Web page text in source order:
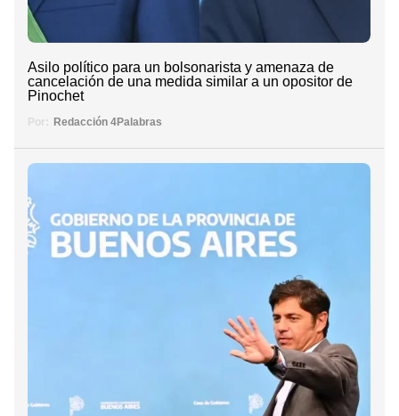
Asilo político para un bolsonarista y amenaza de
cancelación de una medida similar a un opositor de
Pinochet
Por: Redacción 4Palabras